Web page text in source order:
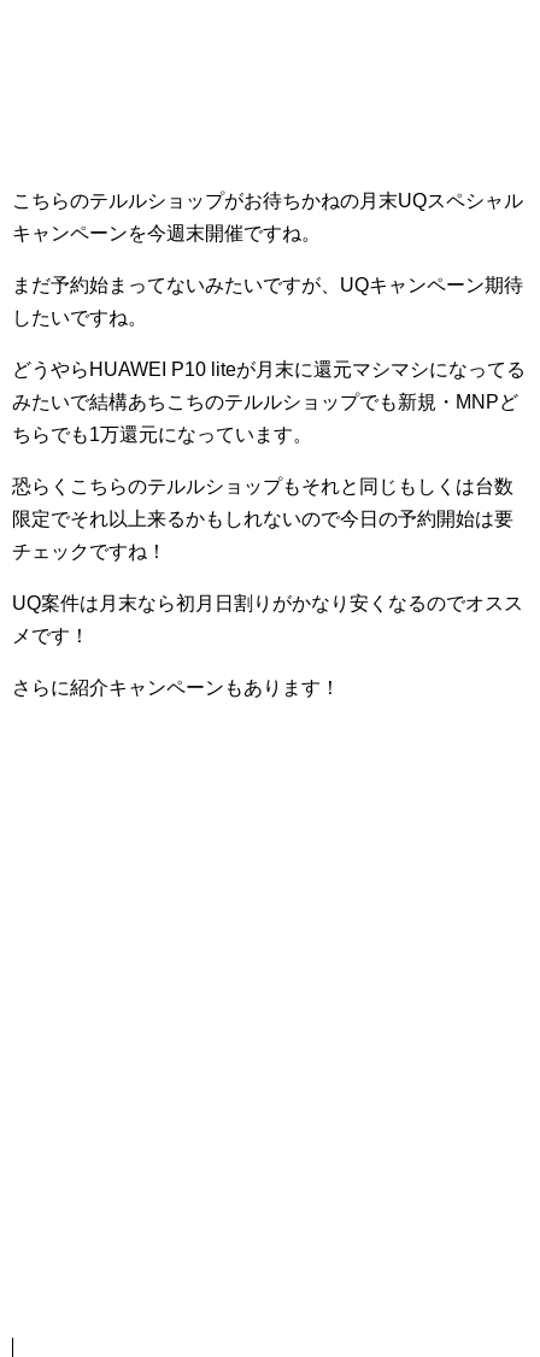
こちらのテルルショップがお待ちかねの月末UQスペシャル
キャンペーンを今週末開催ですね。
まだ予約始まってないみたいですが、UQキャンペーン期待
したいですね。
どうやらHUAWEI P10 liteが月末に還元マシマシになってる
みたいで結構あちこちのテルルショップでも新規・MNPど
ちらでも1万還元になっています。
恐らくこちらのテルルショップもそれと同じもしくは台数
限定でそれ以上来るかもしれないので今日の予約開始は要
チェックですね！
UQ案件は月末なら初月日割りがかなり安くなるのでオスス
メです！
さらに紹介キャンペーンもあります！